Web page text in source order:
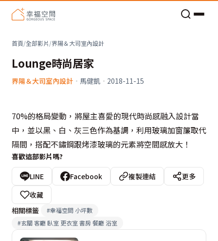
首頁/全部影片/界陽＆大司室內設計
Lounge時尚居家
界陽＆大司室內設計 · 馬健凱 · 2018-11-15
70%的格局變動，將屋主喜愛的現代時尚感融入設計當
中，並以黑、白、灰三色作為基調，利用玻璃加窗簾取代
隔間，搭配不鏽鋼跟烤漆玻璃的元素將空間感放大！
喜歡這部影片嗎?
LINE Facebook 複製連結
更多
收藏
相關標籤
#幸福空間 小坪數
#玄關 客廳 臥室 更衣室 書房 餐廳 浴室